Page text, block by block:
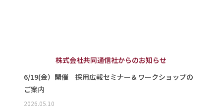
株式会社共同通信社からのお知らせ
6/19(金）開催 採用広報セミナー＆ワークショップの
ご案内
2026.05.10